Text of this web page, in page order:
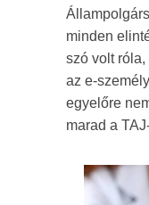
minden
szó volt
az e-
egyelőre
marad a